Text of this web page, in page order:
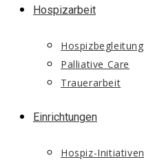
Hospizarbeit
Hospizbegleitung
Palliative Care
Trauerarbeit
Einrichtungen
Hospiz-Initiativen